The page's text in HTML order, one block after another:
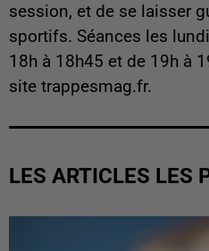
session, et de se laisser
sportifs. Séances les
18h à 18h45 et de 19h à
site trappesmag.fr.
LES ARTICLES LES